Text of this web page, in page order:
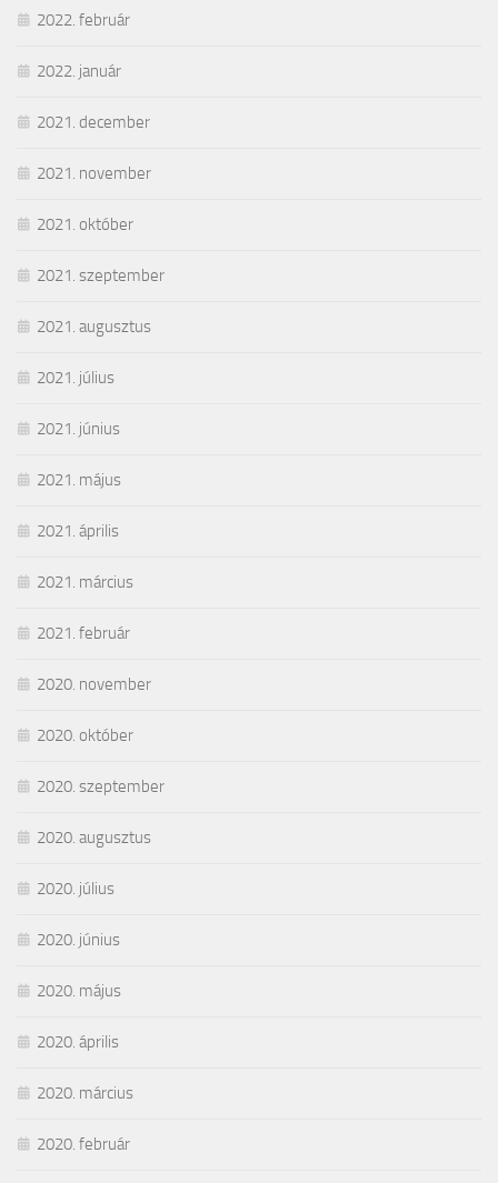
2022. február
2022. január
2021. december
2021. november
2021. október
2021. szeptember
2021. augusztus
2021. július
2021. június
2021. május
2021. április
2021. március
2021. február
2020. november
2020. október
2020. szeptember
2020. augusztus
2020. július
2020. június
2020. május
2020. április
2020. március
2020. február